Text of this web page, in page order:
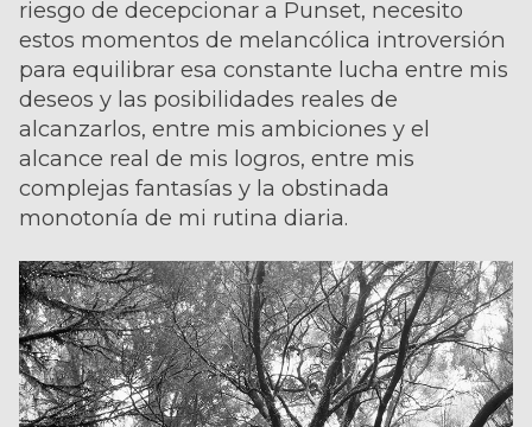
riesgo de decepcionar a Punset, necesito
estos momentos de melancólica introversión
para equilibrar esa constante lucha entre mis
deseos y las posibilidades reales de
alcanzarlos, entre mis ambiciones y el
alcance real de mis logros, entre mis
complejas fantasías y la obstinada
monotonía de mi rutina diaria.